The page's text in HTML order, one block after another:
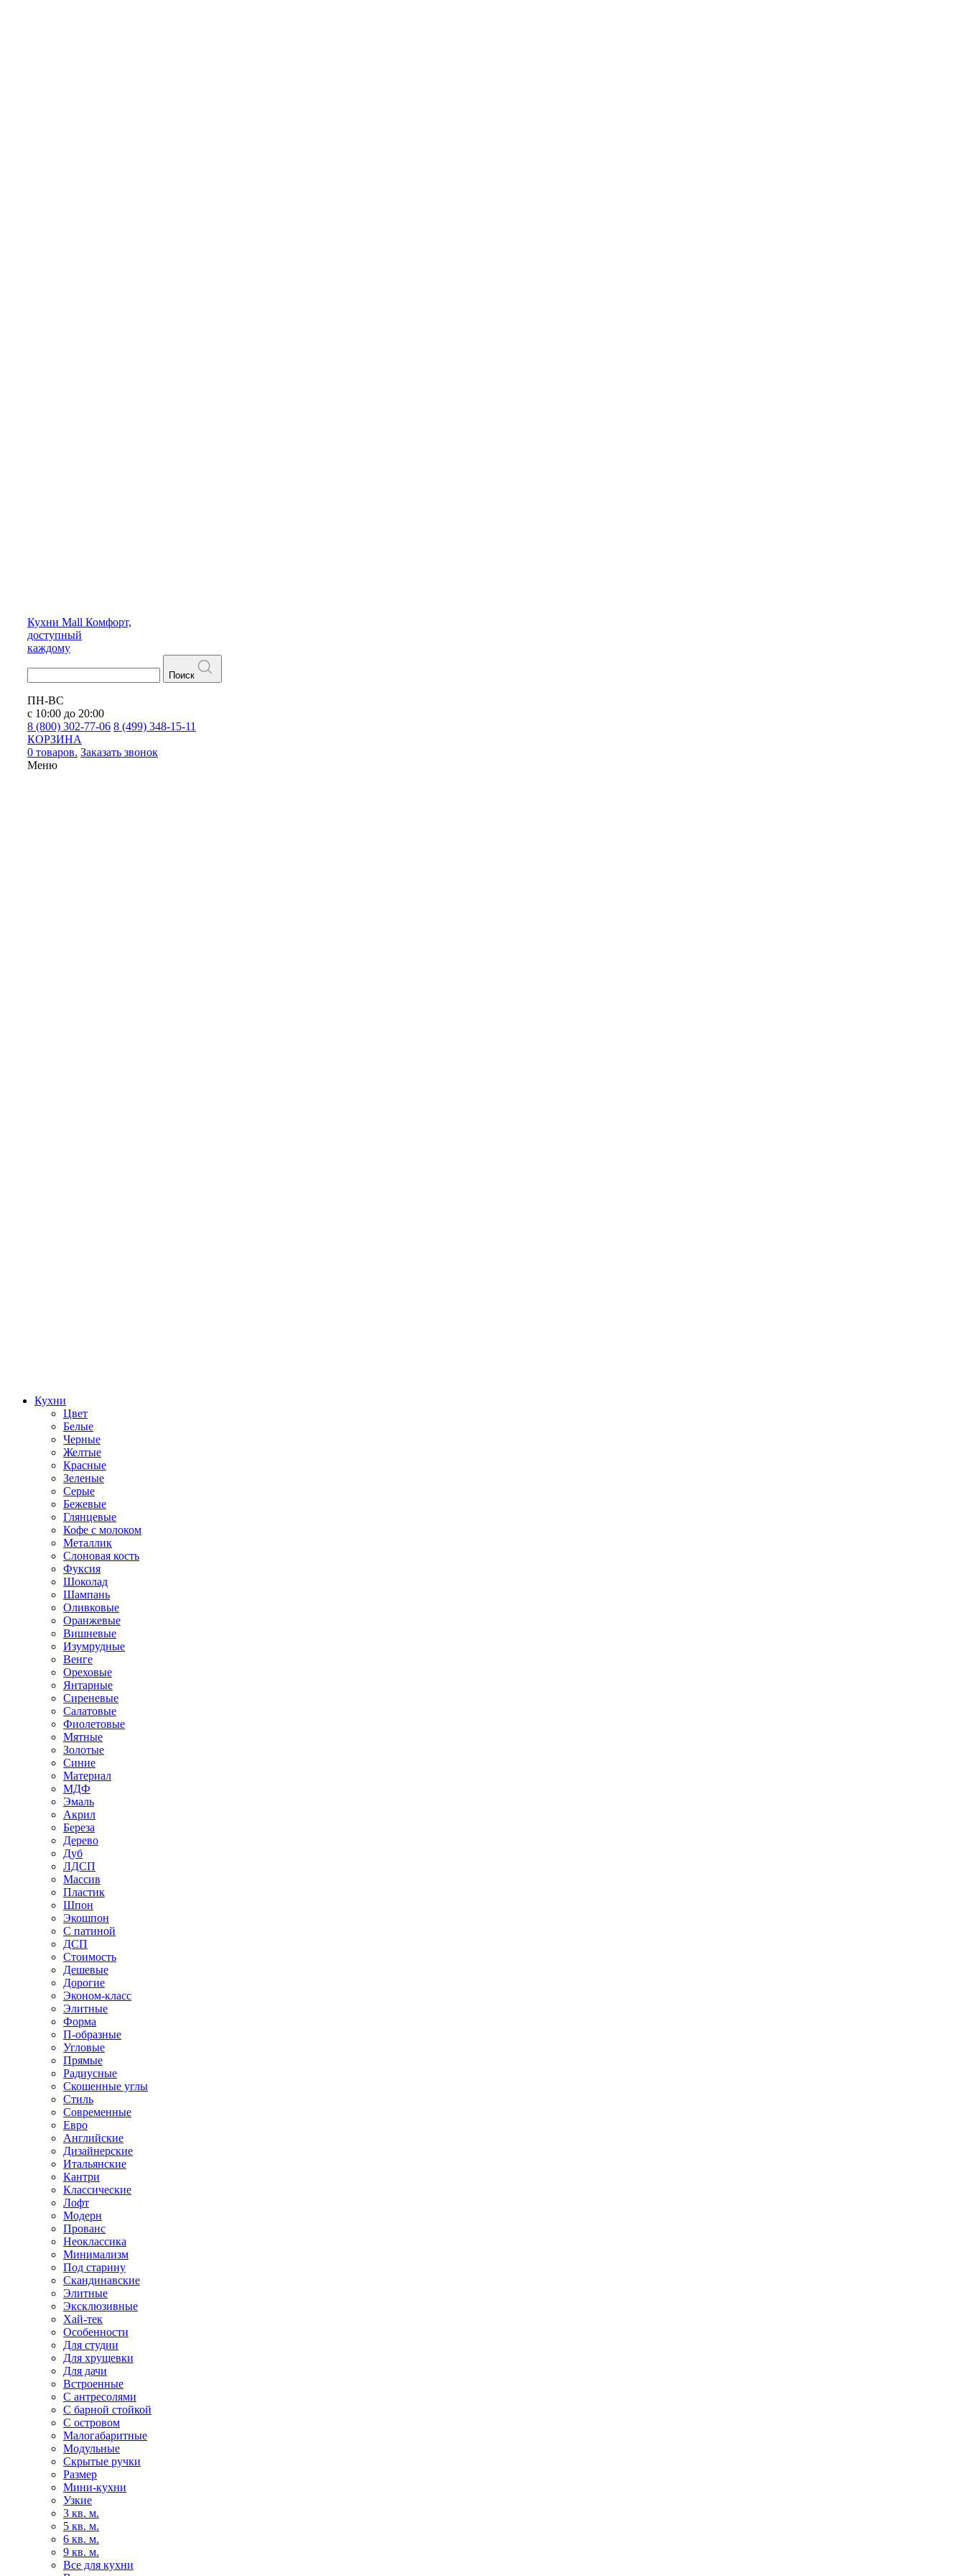
Кухни Mall Комфорт,
доступный
каждому
Поиск
ПН-ВС
с 10:00 до 20:00
8 (800) 302-77-06 8 (499) 348-15-11
КОРЗИНА
0 товаров. Заказать звонок
Меню
Кухни
Цвет
Белые
Черные
Желтые
Красные
Зеленые
Серые
Бежевые
Глянцевые
Кофе с молоком
Металлик
Слоновая кость
Фуксия
Шоколад
Шампань
Оливковые
Оранжевые
Вишневые
Изумрудные
Венге
Ореховые
Янтарные
Сиреневые
Салатовые
Фиолетовые
Мятные
Золотые
Синие
Материал
МДФ
Эмаль
Акрил
Береза
Дерево
Дуб
ЛДСП
Массив
Пластик
Шпон
Экошпон
С патиной
ДСП
Стоимость
Дешевые
Дорогие
Эконом-класс
Элитные
Форма
П-образные
Угловые
Прямые
Радиусные
Скошенные углы
Стиль
Современные
Евро
Английские
Дизайнерские
Итальянские
Кантри
Классические
Лофт
Модерн
Прованс
Неоклассика
Минимализм
Под старину
Скандинавские
Элитные
Эксклюзивные
Хай-тек
Особенности
Для студии
Для хрущевки
Для дачи
Встроенные
С антресолями
С барной стойкой
С островом
Малогабаритные
Модульные
Скрытые ручки
Размер
Мини-кухни
Узкие
3 кв. м.
5 кв. м.
6 кв. м.
9 кв. м.
Все для кухни